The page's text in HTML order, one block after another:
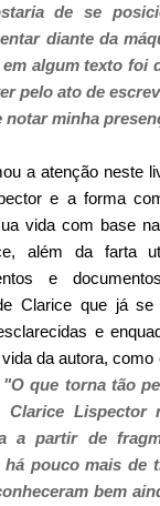
de se
diante da
algum texto foi
pelo ato de
notar minha
a atenção neste
e a forma
vida com base
além da farta
e
Clarice que já se
e
da autora,
"O que torna tão
Clarice Lispector
a partir de
pouco mais de
bem